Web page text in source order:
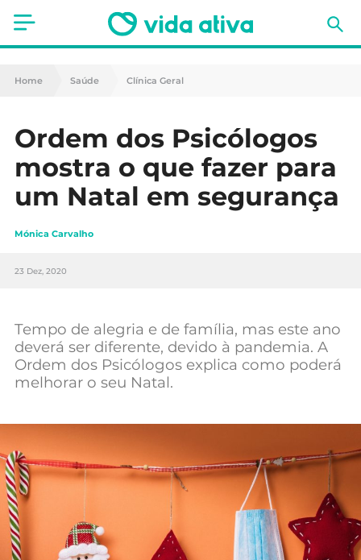
Saúde
Nutrição
Receitas
Fitness
Mães e Bebés
Home Saúde Clínica Geral
Ordem dos Psicólogos
mostra o que fazer para
um Natal em segurança
Mónica Carvalho
23 Dez, 2020
Tempo de alegria e de família, mas este ano
deverá ser diferente, devido à pandemia. A
Ordem dos Psicólogos explica como poderá
melhorar o seu Natal.